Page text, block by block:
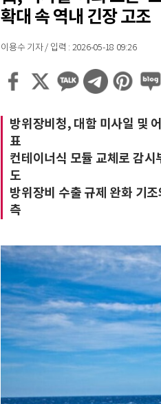
확대 속 역내 긴장 고조
이용수 기자 / 입력 : 2026-05-18 09:26
방위장비청, 대함 미사일 및
표
컨테이너식 모듈 교체로 감
도
방위장비 수출 규제 완화 기
측